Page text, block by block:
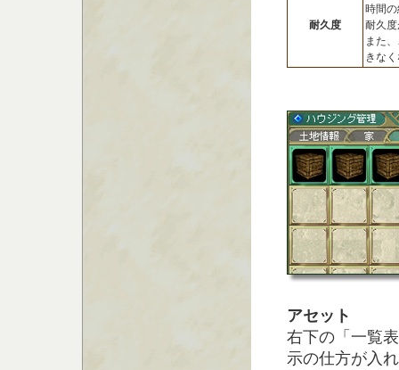
耐久度
時間
耐久
また
きな
アセット
右下の「一覧
示の仕方が入